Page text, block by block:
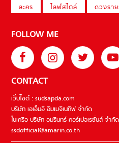
ละคร
ไลฟ์สไตล์ ดวงรา
FOLLOW ME
CONTACT
เว็บไซต์ : sudsapda.com
บริษัท เอเอ็มอี อิมเมจิเนทีฟ จำกัด
ในเครือ บริษัท อมรินทร์ คอร์เปอเรชั่นส์ จำ
ssdofficial@amarin.co.th